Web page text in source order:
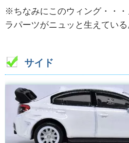
※ちなみにこのウィング・・
ラパーツがニュッと生えている
サイド